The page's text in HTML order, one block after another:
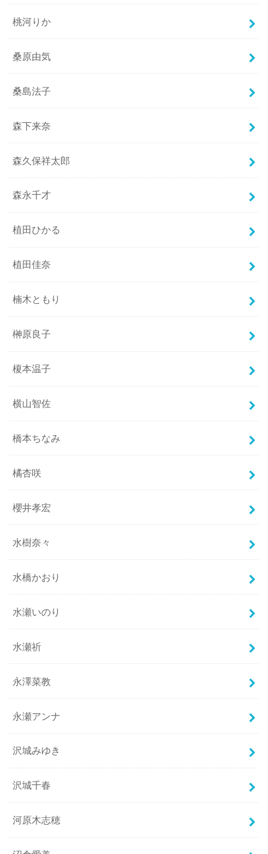
桃河りか
桑原由気
桑島法子
森下来奈
森久保祥太郎
森永千才
植田ひかる
植田佳奈
楠木ともり
榊原良子
榎本温子
横山智佐
橋本ちなみ
橘杏咲
櫻井孝宏
水樹奈々
水橋かおり
水瀬いのり
水瀬祈
永澤菜教
永瀬アンナ
沢城みゆき
沢城千春
河原木志穂